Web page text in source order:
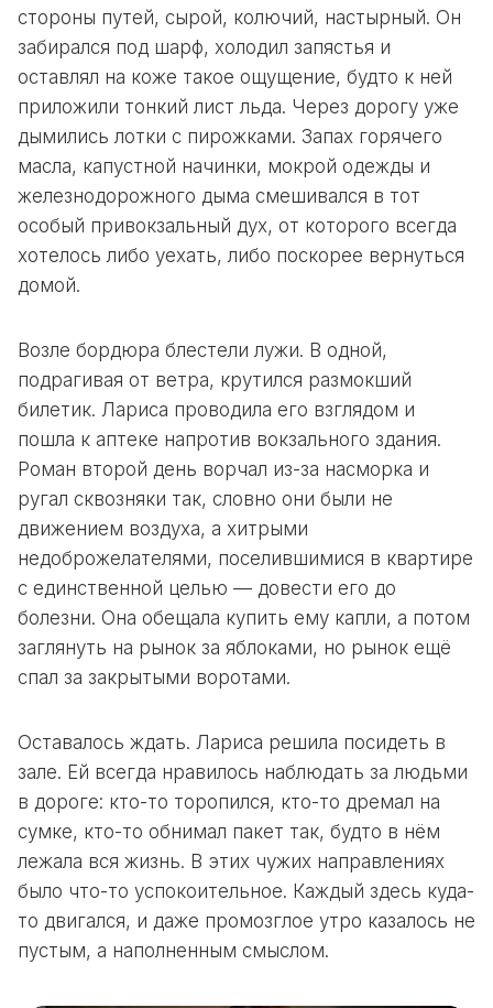
стороны путей, сырой, колючий, настырный. Он
забирался под шарф, холодил запястья и
оставлял на коже такое ощущение, будто к ней
приложили тонкий лист льда. Через дорогу уже
дымились лотки с пирожками. Запах горячего
масла, капустной начинки, мокрой одежды и
железнодорожного дыма смешивался в тот
особый привокзальный дух, от которого всегда
хотелось либо уехать, либо поскорее вернуться
домой.
Возле бордюра блестели лужи. В одной,
подрагивая от ветра, крутился размокший
билетик. Лариса проводила его взглядом и
пошла к аптеке напротив вокзального здания.
Роман второй день ворчал из-за насморка и
ругал сквозняки так, словно они были не
движением воздуха, а хитрыми
недоброжелателями, поселившимися в квартире
с единственной целью — довести его до
болезни. Она обещала купить ему капли, а потом
заглянуть на рынок за яблоками, но рынок ещё
спал за закрытыми воротами.
Оставалось ждать. Лариса решила посидеть в
зале. Ей всегда нравилось наблюдать за людьми
в дороге: кто-то торопился, кто-то дремал на
сумке, кто-то обнимал пакет так, будто в нём
лежала вся жизнь. В этих чужих направлениях
было что-то успокоительное. Каждый здесь куда-
то двигался, и даже промозглое утро казалось не
пустым, а наполненным смыслом.